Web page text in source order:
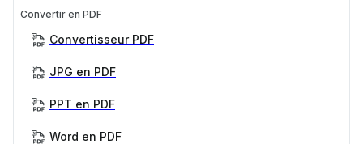
Convertir en PDF
Convertisseur PDF
JPG en PDF
PPT en PDF
Word en PDF